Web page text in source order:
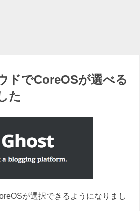
ドでCoreOSが選べる
た
が選択できるようになりまし